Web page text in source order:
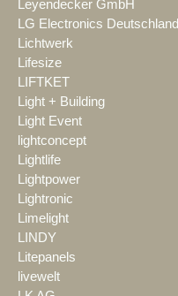
Leyendecker GmbH
LG Electronics Deutschland
Lichtwerk
Lifesize
LIFTKET
Light + Building
Light Event
lightconcept
Lightlife
Lightpower
Lightronic
Limelight
LINDY
Litepanels
livewelt